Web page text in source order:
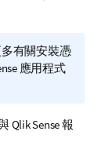
有關安裝憑
應用程式
Qlik Sense報